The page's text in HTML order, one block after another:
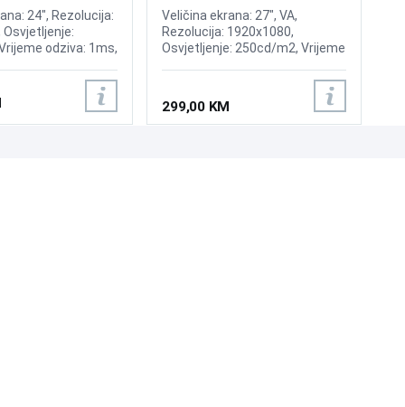
180Hz Display
24", Rezolucija:
Osvjetljenje:
odziva: 1ms,
Priključci:
1.4, USB
za slušalice, Pivot
Veličina ekrana: 27", VA,
Rezolucija: 1920x1080,
Osvjetljenje: 250cd/m2, Vrijeme
180Hz, Priključci: HDMI 2.0,
299,00 KM